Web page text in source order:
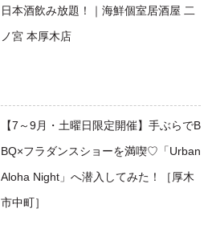
日本酒飲み放題！｜海鮮個室居酒屋 二
ノ宮 本厚木店
【7～9月・土曜日限定開催】手ぶらでB
BQ×フラダンスショーを満喫♡「Urban
Aloha Night」へ潜入してみた！［厚木
市中町］